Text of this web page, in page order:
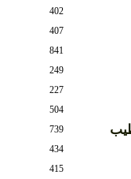
402
407
841
249
227
504
739
434
415